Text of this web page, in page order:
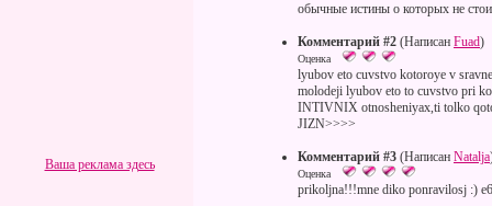
Ваша реклама здесь
обычные истины о которых не
Комментарий #2 (Написан Fuad)
Оценка
lyubov eto cuvstvo kotoroye v
molodeji lyubov eto to cuvstvo pri
INTIVNIX otnosheniyax,ti tolko
JIZN>>>>
Комментарий #3 (Написан Natalja
Оценка
prikoljna!!!mne diko ponravilosj :)